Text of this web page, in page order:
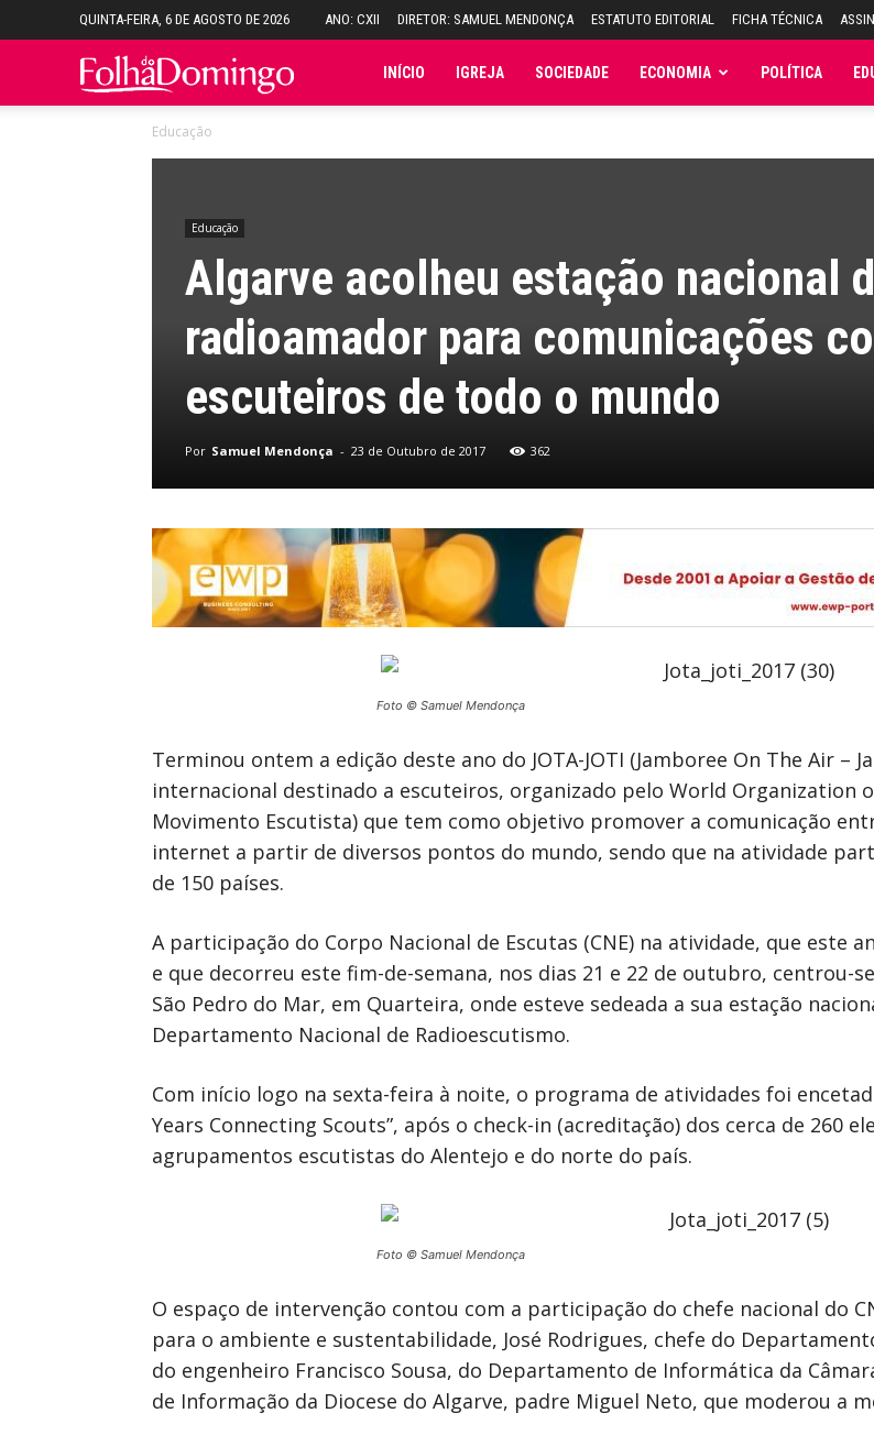
QUINTA-FEIRA, 6 DE AGOSTO DE 2026 ANO: CXII DIRETOR: SAMUEL MENDONÇA ESTATUTO EDITORIAL FICHA TÉCNICA
Folha INÍCIO IGREJA SOCIEDADE ECONOMIA POLÍTICA
Educação
Educação
Algarve acolheu estação nacional
radioamador para comunicações
escuteiros de todo o mundo
Por Samuel Mendonça - 23 de Outubro de 2017 362
Foto © Samuel Mendonça
Terminou ontem a edição deste ano do JOTA-JOTI (Jamboree On The Air –
internacional destinado a escuteiros, organizado pelo World Organization
Movimento Escutista) que tem como objetivo promover a comunicação
internet a partir de diversos pontos do mundo, sendo que na atividade
de 150 países.
A participação do Corpo Nacional de Escutas (CNE) na atividade, que este
e que decorreu este fim-de-semana, nos dias 21 e 22 de outubro, centrou-
São Pedro do Mar, em Quarteira, onde esteve sedeada a sua estação
Departamento Nacional de Radioescutismo.
Com início logo na sexta-feira à noite, o programa de atividades foi
Years Connecting Scouts”, após o check-in (acreditação) dos cerca de 260
agrupamentos escutistas do Alentejo e do norte do país.
Foto © Samuel Mendonça
O espaço de intervenção contou com a participação do chefe nacional do
para o ambiente e sustentabilidade, José Rodrigues, chefe do
do engenheiro Francisco Sousa, do Departamento de Informática da
de Informação da Diocese do Algarve, padre Miguel Neto, que moderou a